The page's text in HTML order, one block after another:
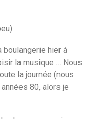
boulangerie hier à
la musique … Nous
la journée (nous
80, alors je